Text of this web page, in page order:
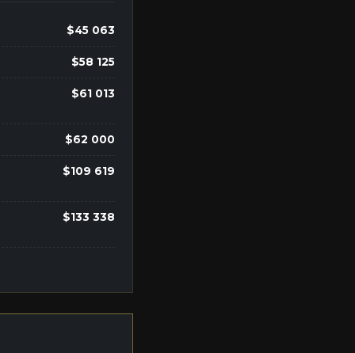
$45 063
$58 125
$61 013
$62 000
$109 619
$133 338